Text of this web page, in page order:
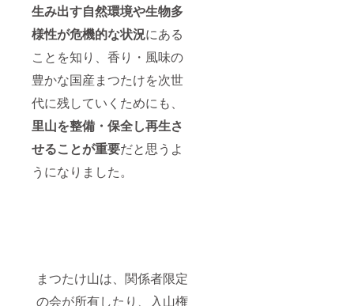
生み出す自然環境や生物多
様性が危機的な状況にある
ことを知り、香り・風味の
豊かな国産まつたけを次世
代に残していくためにも、
里山を整備・保全し再生さ
せることが重要だと思うよ
うになりました。
まつたけ山は、関係者限定
の会が所有したり、入山権